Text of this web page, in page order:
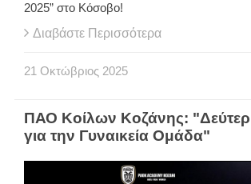
2025” στο Κόσοβο!
Διαβάστε Περισσότερα
21 Οκτώβριος 2025
ΠΑΟ Κοίλων Κοζάνης:
για την Γυναικεία Ομάδα"